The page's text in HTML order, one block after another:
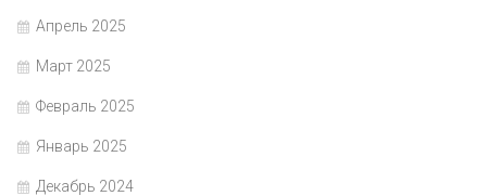
Апрель 2025
Март 2025
Февраль 2025
Январь 2025
Декабрь 2024